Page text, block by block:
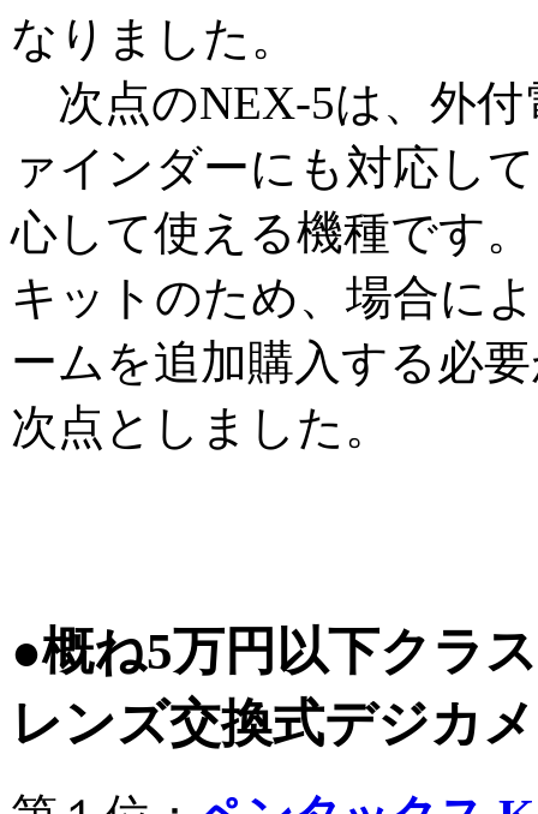
なりました。
次点のNEX-5は、外付
ァインダーにも対応し
心して使える機種です
キットのため、場合に
ームを追加購入する必
次点としました。
●概ね5万円以下クラ
レンズ交換式デジカメ